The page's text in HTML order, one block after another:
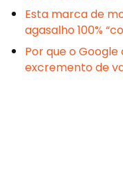
Esta marca de
agasalho 100%
Por que o
excremento de